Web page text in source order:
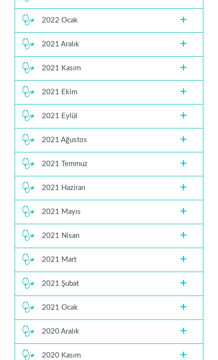
2022 Ocak
2021 Aralık
2021 Kasım
2021 Ekim
2021 Eylül
2021 Ağustos
2021 Temmuz
2021 Haziran
2021 Mayıs
2021 Nisan
2021 Mart
2021 Şubat
2021 Ocak
2020 Aralık
2020 Kasım